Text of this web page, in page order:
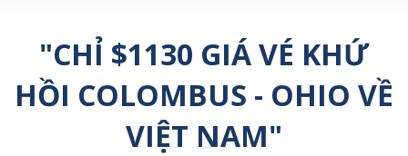
"CHỈ $1130 GIÁ VÉ KHỨ
HỒI COLOMBUS - OHIO VỀ
VIỆT NAM"